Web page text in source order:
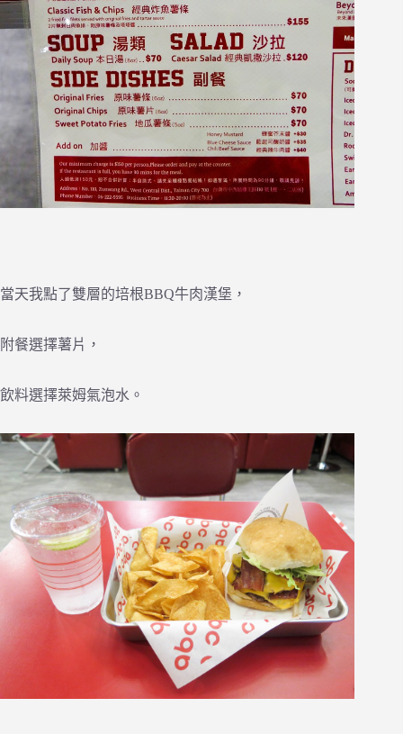
當天我點了雙層的培根BBQ牛肉漢堡，
附餐選擇薯片，
飲料選擇萊姆氣泡水。